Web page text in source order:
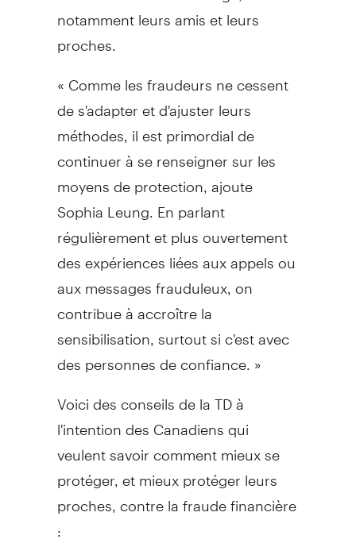
notamment leurs amis et leurs
proches.
« Comme les fraudeurs ne cessent
de s'adapter et d'ajuster leurs
méthodes, il est primordial de
continuer à se renseigner sur les
moyens de protection, ajoute
Sophia Leung . En parlant
régulièrement et plus ouvertement
des expériences liées aux appels ou
aux messages frauduleux, on
contribue à accroître la
sensibilisation, surtout si c'est avec
des personnes de confiance. »
Voici des conseils de la TD à
l'intention des Canadiens qui
veulent savoir comment mieux se
protéger, et mieux protéger leurs
proches, contre la fraude financière
: